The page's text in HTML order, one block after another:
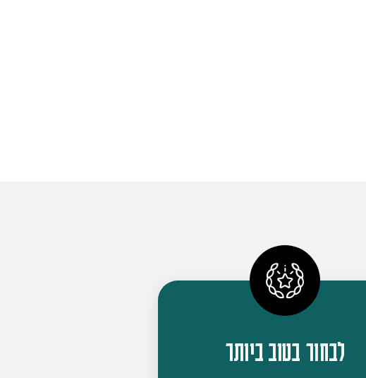
לבחור בטוב ביותר